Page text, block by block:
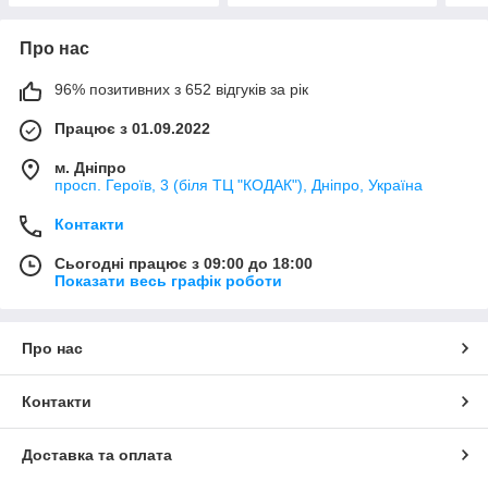
Про нас
96% позитивних з 652 відгуків за рік
Працює з 01.09.2022
м. Дніпро
просп. Героїв, 3 (біля ТЦ "КОДАК"), Дніпро, Україна
Контакти
Сьогодні працює з 09:00 до 18:00
Показати весь графік роботи
Про нас
Контакти
Доставка та оплата